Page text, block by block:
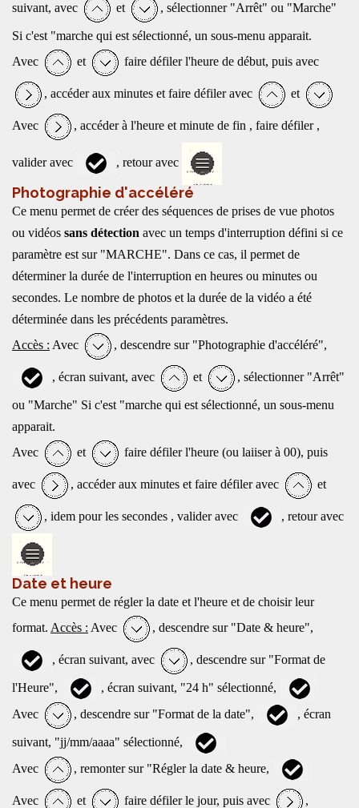
suivant, avec et , sélectionner "Arrêt" ou "Marche"
Si c'est "marche qui est sélectionné, un sous-menu apparait.
Avec
et faire défiler l'heure de début, puis avec
, accéder aux minutes et faire défiler avec et
Avec , accéder à l'heure et minute de fin , faire défiler ,
valider avec , retour avec
Photographie d'accéléré
Ce menu permet de créer des séquences de prises de vue photos
ou vidéos sans détection avec un temps d'interruption défini si ce
paramètre est sur "MARCHE". Dans ce cas, il permet de
déterminer la durée de l'interruption en heures ou minutes ou
secondes. Le nombre de photos et la durée de la vidéo a été
déterminée dans les précédents paramètres.
Accès : Avec , descendre sur "Photographie d'accéléré",
, écran suivant, avec et , sélectionner "Arrêt"
ou "Marche" Si c'est "marche qui est sélectionné, un sous-menu
apparait.
Avec
et faire défiler l'heure (ou laiiser à 00), puis
avec , accéder aux minutes et faire défiler avec et
, idem pour les secondes , valider avec , retour avec
Date et heure
Ce menu permet de régler la date et l'heure et de choisir leur
format. Accès : Avec , descendre sur "Date & heure",
, écran suivant, avec , descendre sur "Format de
l'Heure",
, écran suivant, "24 h" sélectionné,
Avec
, descendre sur "Format de la date", , écran
suivant, "jj/mm/aaaa" sélectionné,
Avec
, remonter sur "Régler la date & heure,
Avec et faire défiler le jour, puis avec ,